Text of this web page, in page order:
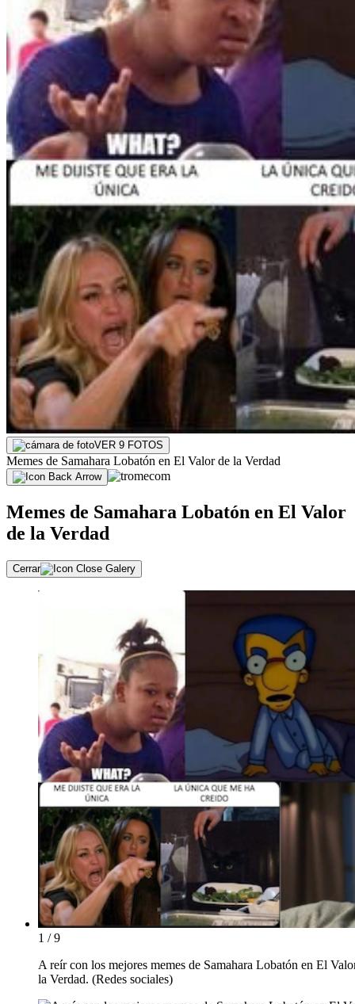
VER 9 FOTOS
Memes de Samahara Lobatón en El Valor de la Verdad
Memes de Samahara Lobatón en El Valor
de la Verdad
Cerrar
1 / 9
A reír con los mejores memes de Samahara Lobatón en El
la Verdad. (Redes sociales)